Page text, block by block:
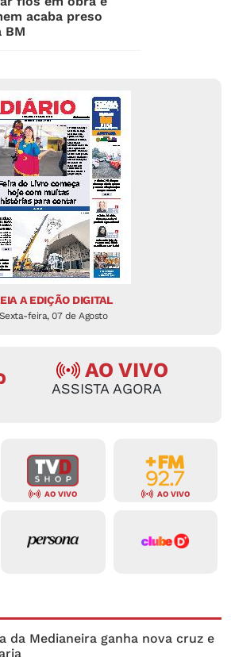
acaba preso
BM
A EDIÇÃO DIGITAL
Sexta-feira, 07 de Agosto
AO VIVO
ASSISTA AGORA
AO VIVO AO VIVO
da Medianeira ganha nova cruz e